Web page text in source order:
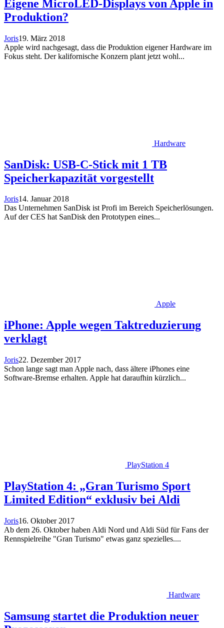
Eigene MicroLED-Displays von Apple in
Produktion?
Joris19. März 2018
Apple wird nachgesagt, dass die Produktion eigener Hardware im
Fokus steht. Der kalifornische Konzern plant jetzt wohl...
Hardware
SanDisk: USB-C-Stick mit 1 TB
Speicherkapazität vorgestellt
Joris14. Januar 2018
Das Unternehmen SanDisk ist Profi im Bereich Speicherlösungen.
Auf der CES hat SanDisk den Prototypen eines...
Apple
iPhone: Apple wegen Taktreduzierung
verklagt
Joris22. Dezember 2017
Schon lange sagt man Apple nach, dass ältere iPhones eine
Software-Bremse erhalten. Apple hat daraufhin kürzlich...
PlayStation 4
PlayStation 4: „Gran Turismo Sport
Limited Edition“ exklusiv bei Aldi
Joris16. Oktober 2017
Ab dem 26. Oktober haben Aldi Nord und Aldi Süd für Fans der
Rennspielreihe "Gran Turismo" etwas ganz spezielles....
Hardware
Samsung startet die Produktion neuer